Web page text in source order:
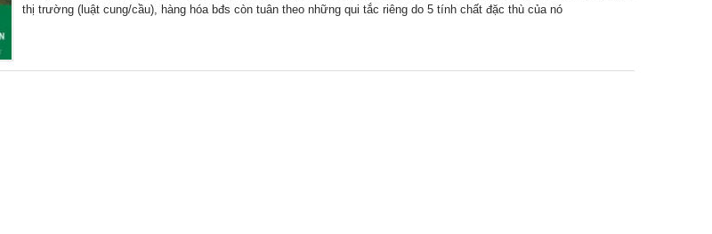
thị trường (luật cung/cầu), hàng hóa bđs còn tuân theo những qui tắc riêng do 5 tính chất đặc thù của nó